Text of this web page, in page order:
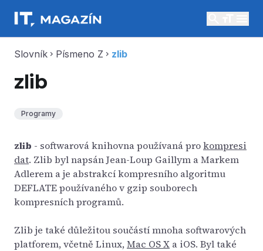
Slovník chevron_right Písmeno Z chevron_right zlib
zlib
Programy
zlib - softwarová knihovna používaná prokompresi
dat. Zlib byl napsán Jean-Loup Gaillym a Markem
Adlerem a je abstrakcí kompresního algoritmu
DEFLATE používaného v gzip souborech
kompresních programů.
Zlib je také důležitou součástí mnoha softwarových
platforem, včetně Linux,Mac OS X a iOS. Byl také